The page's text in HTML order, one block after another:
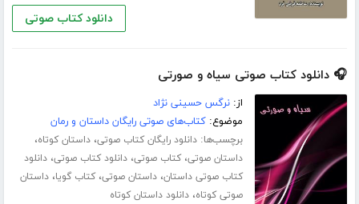
دانلود کتاب صوتی
🎧 دانلود کتاب صوتی سیاه و صورتی
از:نرگس حسینی نژاد
موضوع:کتاب‌های صوتی رایگان داستان و رمان
برچسب‌ها:دانلود رایگان کتاب صوتی،داستان کوتاه،
داستان صوتی،کتاب صوتی،دانلود کتاب صوتی،دانلود
کتاب صوتی داستان،داستان صوتی،کتاب گویا،داستان
صوتی کوتاه،دانلود داستان کوتاه